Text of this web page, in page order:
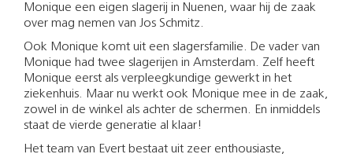
Monique een eigen slagerij in Nuenen, waar hij de zaak
over mag nemen van Jos Schmitz.
Ook Monique komt uit een slagersfamilie. De vader van
Monique had twee slagerijen in Amsterdam. Zelf heeft
Monique eerst als verpleegkundige gewerkt in het
ziekenhuis. Maar nu werkt ook Monique mee in de zaak,
zowel in de winkel als achter de schermen. En inmiddels
staat de vierde generatie al klaar!
Het team van Evert bestaat uit zeer enthousiaste,